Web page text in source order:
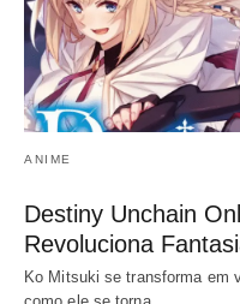
ANIME
Destiny Unchain
Revoluciona
Ko Mitsuki se transforma em